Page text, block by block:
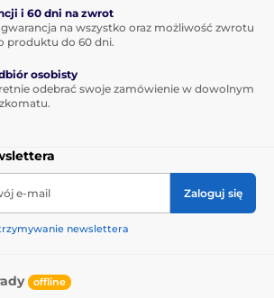
i 60 dni na zwrot
gwarancja na wszystko oraz możliwość zwrotu
produktu do 60 dni.
osobisty
odebrać swoje zamówienie w dowolnym
e-mail Zaloguj się
newslettera
offline